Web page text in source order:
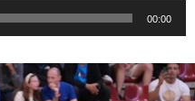
00:00